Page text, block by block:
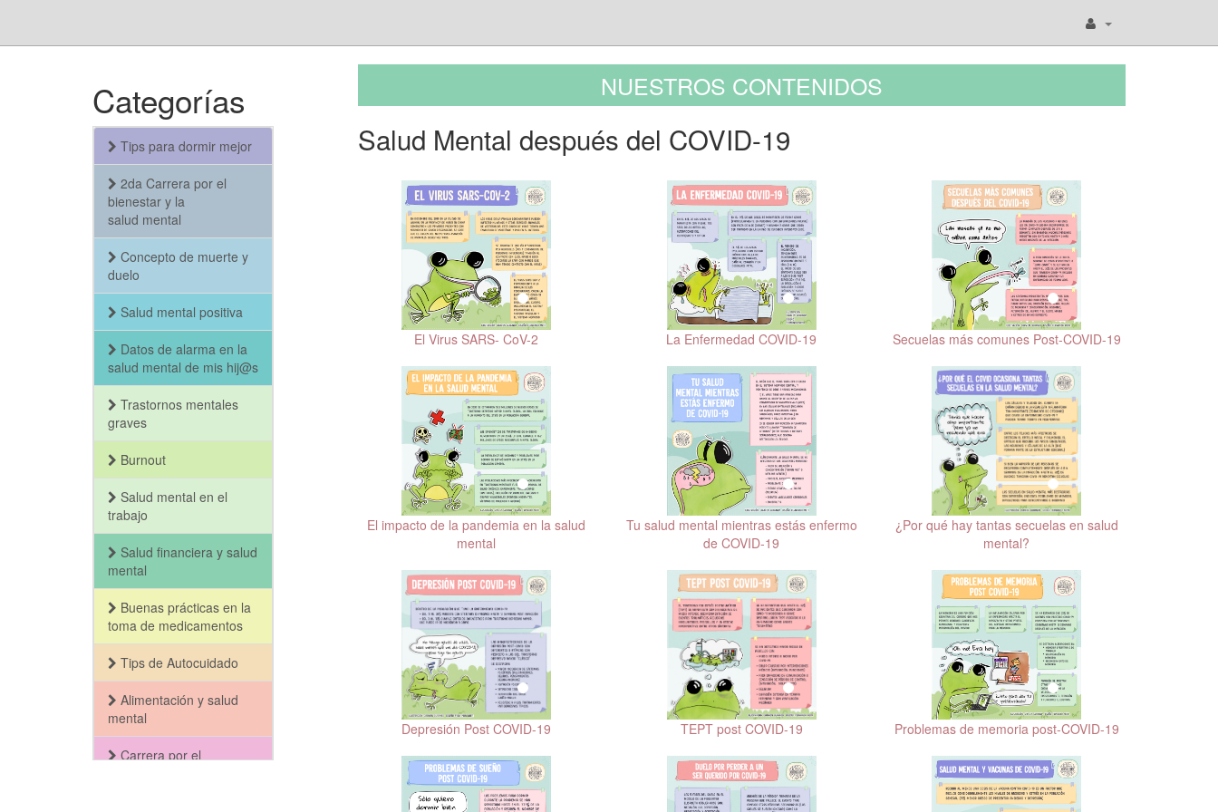
Categorías
Tips para dormir mejor
2da Carrera por el
bienestar y la
salud mental
Concepto de muerte y
duelo
Salud mental positiva
Datos de alarma en la
salud mental de mis hij@s
Trastornos mentales
graves
Burnout
Salud mental en el
trabajo
Salud financiera y salud
mental
Buenas prácticas en la
toma de medicamentos
Tips de Autocuidado
Alimentación y salud
mental
Carrera por el
NUESTROS CONTENIDOS
Salud Mental después del COVID-19
El Virus SARS- CoV-2 La Enfermedad COVID-19 Secuelas más comunes Post-COVID-19
El impacto de la pandemia en la salud
mental
Tu salud mental mientras estás enfermo
de COVID-19
¿Por qué hay tantas secuelas en salud
mental?
Depresión Post COVID-19 TEPT post COVID-19 Problemas de memoria post-COVID-19